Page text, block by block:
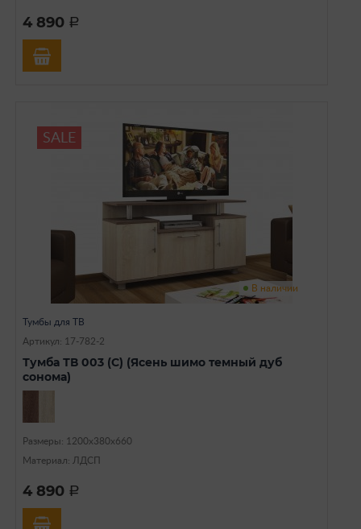
4 890 a
SALE
В наличии
Тумбы для ТВ
Артикул: 17-782-2
Тумба ТВ 003 (С) (Ясень шимо темный дуб
сонома)
Размеры: 1200х380х660
Материал: ЛДСП
4 890 a